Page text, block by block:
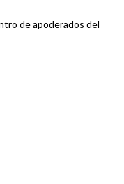
de apoderados del